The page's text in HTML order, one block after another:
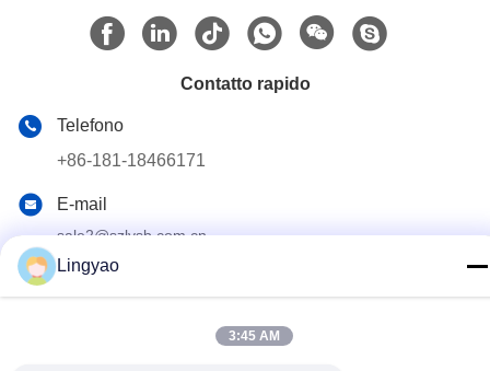
Contatto rapido
Telefono
+86-181-18466171
E-mail
sale2@szlysb.com.cn
Indirizzo
Lingyao
3:45 AM